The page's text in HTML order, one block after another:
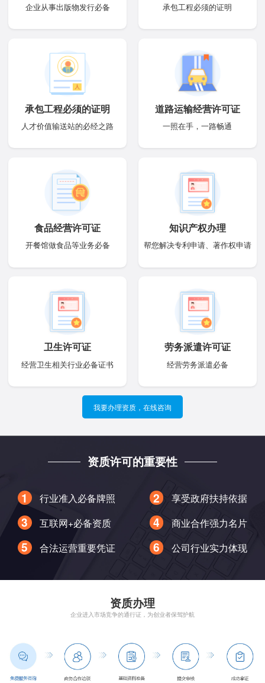
企业从事出版物发行必备 承包工程必须的证明
承包工程必须的证明
人才价值输送站的必经之路
道路运输经营许可证
一照在手，一路畅通
食品经营许可证
开餐馆做食品等业务必备
知识产权办理
帮您解决专利申请、著作权申请
卫生许可证
经营卫生相关行业必备证书
劳务派遣许可证
经营劳务派遣必备
我要办理资质，在线咨询
资质许可的重要性
行业准入必备牌照
享受政府扶持依据
互联网+必备资质
商业合作强力名片
合法运营重要凭证
公司行业实力体现
资质办理
企业进入市场竞争的通行证，为创业者保驾护航